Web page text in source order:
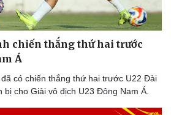
chiến thắng thứ hai trước
Á
đã có chiến thắng thứ hai trước U22 Đài
bị cho Giải vô địch U23 Đông Nam Á.